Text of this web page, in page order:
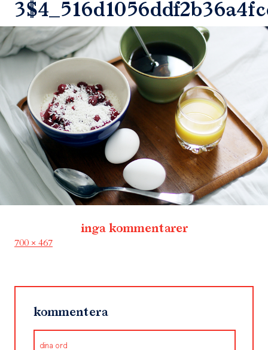
inga kommentarer
Full
700 × 467
kommentera